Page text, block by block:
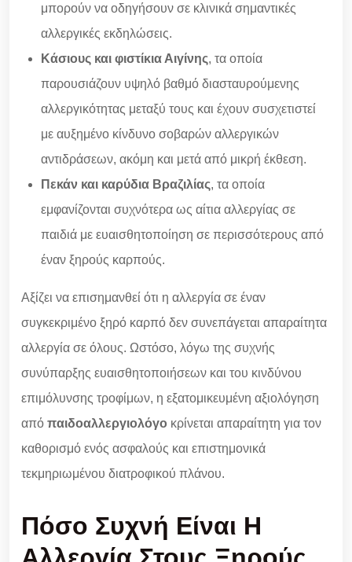
μπορούν να οδηγήσουν σε κλινικά σημαντικές
αλλεργικές εκδηλώσεις.
Κάσιους και φιστίκια Αιγίνης, τα οποία
παρουσιάζουν υψηλό βαθμό διασταυρούμενης
αλλεργικότητας μεταξύ τους και έχουν συσχετιστεί
με αυξημένο κίνδυνο σοβαρών αλλεργικών
αντιδράσεων, ακόμη και μετά από μικρή έκθεση.
Πεκάν και καρύδια Βραζιλίας, τα οποία
εμφανίζονται συχνότερα ως αίτια αλλεργίας σε
παιδιά με ευαισθητοποίηση σε περισσότερους από
έναν ξηρούς καρπούς.
Αξίζει να επισημανθεί ότι η αλλεργία σε έναν
συγκεκριμένο ξηρό καρπό δεν συνεπάγεται απαραίτητα
αλλεργία σε όλους. Ωστόσο, λόγω της συχνής
συνύπαρξης ευαισθητοποιήσεων και του κινδύνου
επιμόλυνσης τροφίμων, η εξατομικευμένη αξιολόγηση
από παιδοαλλεργιολόγο κρίνεται απαραίτητη για τον
καθορισμό ενός ασφαλούς και επιστημονικά
τεκμηριωμένου διατροφικού πλάνου.
Πόσο Συχνή Είναι Η